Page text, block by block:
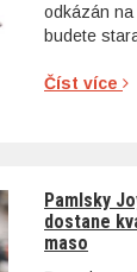
odkázán
budete
Číst více
Pamlsky
dostane
maso